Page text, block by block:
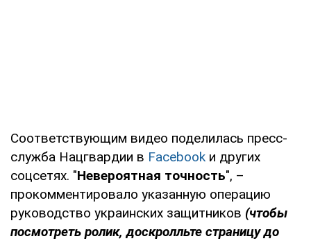
Соответствующим видео поделилась пресс-
служба Нацгвардии в Facebook и других
соцсетях. "Невероятная точность", –
прокомментировало указанную операцию
руководство украинских защитников (чтобы
посмотреть ролик, доскролльте страницу до